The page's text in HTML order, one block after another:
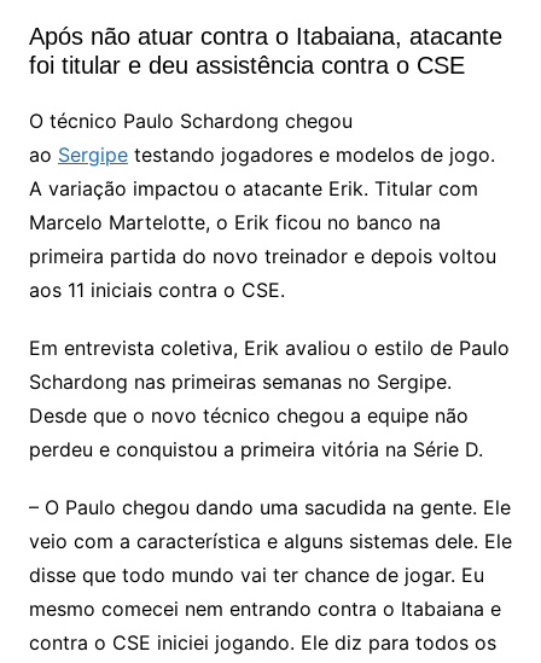
at
s
A
p
p
c
e
b
o
o
k
itt
er
ai
l
Após não atuar contra o Itabaiana, atacante
foi titular e deu assistência contra o CSE
O técnico Paulo Schardong chegou
ao Sergipetestando jogadores e modelos de jogo.
A variação impactou o atacante Erik. Titular com
Marcelo Martelotte, o Erik ficou no banco na
primeira partida do novo treinador e depois voltou
aos 11 iniciais contra o CSE.
Em entrevista coletiva, Erik avaliou o estilo de Paulo
Schardong nas primeiras semanas no Sergipe.
Desde que o novo técnico chegou a equipe não
perdeu e conquistou a primeira vitória na Série D.
– O Paulo chegou dando uma sacudida na gente. Ele
veio com a característica e alguns sistemas dele. Ele
disse que todo mundo vai ter chance de jogar. Eu
mesmo comecei nem entrando contra o Itabaiana e
contra o CSE iniciei jogando. Ele diz para todos os